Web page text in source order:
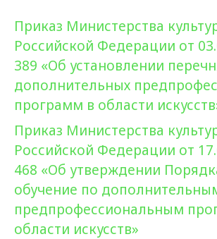
Приказ Министерства
Российской Федерации от
389 «Об установлении
дополнительных
программ в области
Приказ Министерства
Российской Федерации от
468 «Об утверждении
обучение по
предпрофессиональным
области искусств»